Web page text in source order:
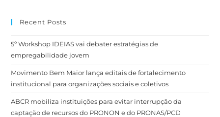
Recent Posts
5º Workshop IDEIAS vai debater estratégias de
empregabilidade jovem
Movimento Bem Maior lança editais de fortalecimento
institucional para organizações sociais e coletivos
ABCR mobiliza instituições para evitar interrupção da
captação de recursos do PRONON e do PRONAS/PCD